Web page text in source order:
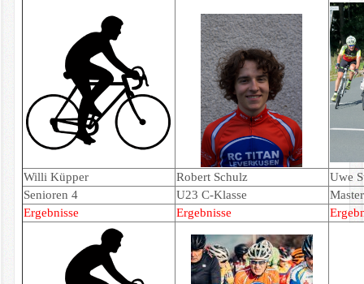
Willi Küpper Robert Schulz
Uwe
Senioren 4
U23 C-Klasse
Ergebnisse
Ergebnisse